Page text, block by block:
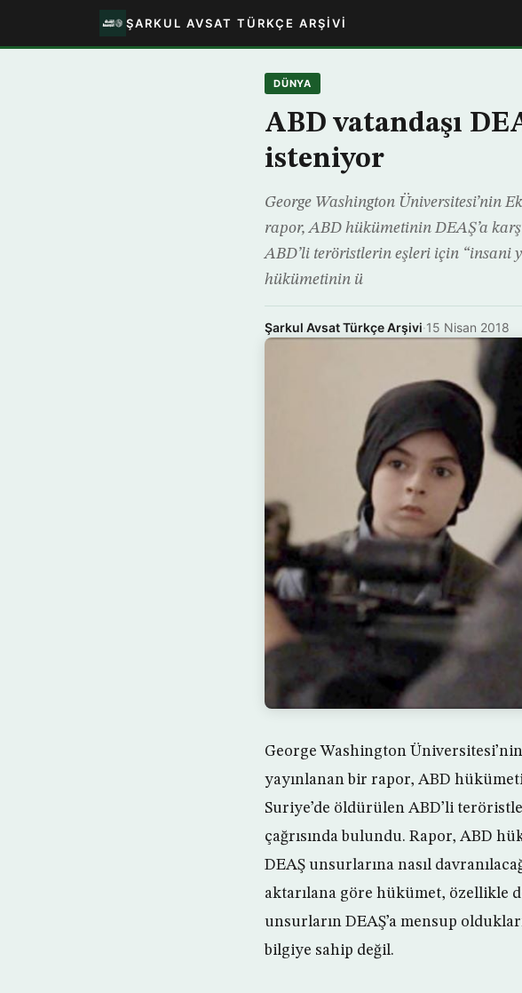
ŞARKUL AVSAT TÜRKÇE ARŞIVI
DÜNYA
ABD vatandaşı
isteniyor
George Washington Üniversitesi’nin
rapor, ABD hükümetinin DEAŞ’a
ABD’li teröristlerin eşleri için “insani
hükümetinin ü
Şarkul Avsat Türkçe Arşivi·15 Nisan 2018
George Washington
yayınlanan bir rapor, ABD
Suriye’de öldürülen ABD’li
çağrısında bulundu. Rapor, ABD
DEAŞ unsurlarına nasıl
aktarılana göre hükümet, özellikle
unsurların DEAŞ’a mensup
bilgiye sahip değil.